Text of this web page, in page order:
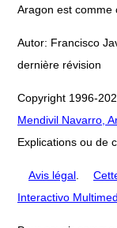
Aragon est comme
Autor: Francisco
dernière révision
Copyright 1996-
Mendivil Navarro,
Explications ou de
Avis légal.
Interactivo